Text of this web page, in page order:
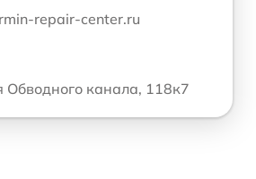
repair-center.ru
канала, 118к7